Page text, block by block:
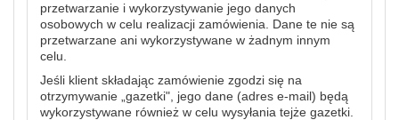
przetwarzanie i wykorzystywanie jego danych
osobowych w celu realizacji zamówienia. Dane te nie są
przetwarzane ani wykorzystywane w żadnym innym
celu.
Jeśli klient składając zamówienie zgodzi się na
otrzymywanie „gazetki", jego dane (adres e-mail) będą
wykorzystywane również w celu wysyłania tejże gazetki.